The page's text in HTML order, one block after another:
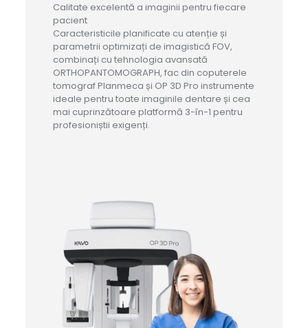
Calitate excelentă a imaginii pentru fiecare
pacient
Caracteristicile planificate cu atenție și
parametrii optimizați de imagistică FOV,
combinați cu tehnologia avansată
ORTHOPANTOMOGRAPH, fac din coputerele
tomograf Planmeca și OP 3D Pro instrumente
ideale pentru toate imaginile dentare și cea
mai cuprinzătoare platformă 3-în-1 pentru
profesioniștii exigenți.